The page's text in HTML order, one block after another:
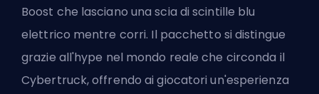
Boost che lasciano una scia di scintille blu
elettrico mentre corri. Il pacchetto si distingue
grazie all'hype nel mondo reale che circonda il
Cybertruck, offrendo ai giocatori un'esperienza